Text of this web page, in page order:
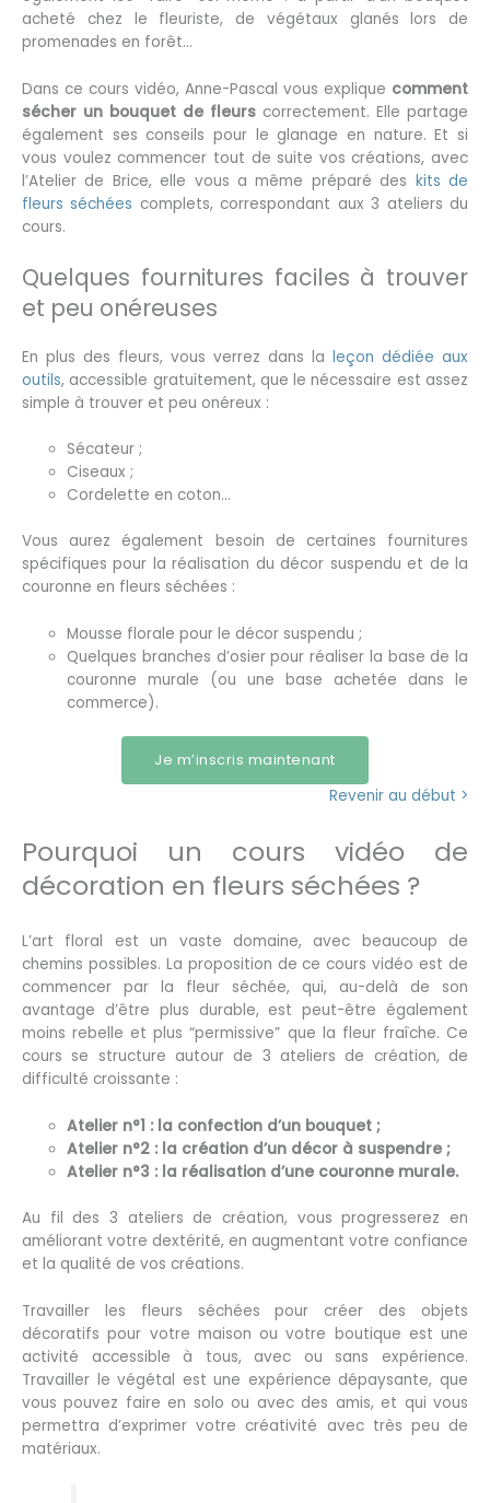
acheté chez le fleuriste, de végétaux glanés lors de
promenades en forêt…
Dans ce cours vidéo, Anne-Pascal vous explique comment
sécher un bouquet de fleurs correctement. Elle partage
également ses conseils pour le glanage en nature. Et si
vous voulez commencer tout de suite vos créations, avec
l’Atelier de Brice, elle vous a même préparé des kits de
fleurs séchées complets, correspondant aux 3 ateliers du
cours.
Quelques fournitures faciles à trouver
et peu onéreuses
En plus des fleurs, vous verrez dans la leçon dédiée aux
outils, accessible gratuitement, que le nécessaire est assez
simple à trouver et peu onéreux :
Sécateur ;
Ciseaux ;
Cordelette en coton…
Vous aurez également besoin de certaines fournitures
spécifiques pour la réalisation du décor suspendu et de la
couronne en fleurs séchées :
Mousse florale pour le décor suspendu ;
Quelques branches d’osier pour réaliser la base de la
couronne murale (ou une base achetée dans le
commerce).
Je m’inscris maintenant
Revenir au début >
Pourquoi un cours vidéo de
décoration en fleurs séchées ?
L’art floral est un vaste domaine, avec beaucoup de
chemins possibles. La proposition de ce cours vidéo est de
commencer par la fleur séchée, qui, au-delà de son
avantage d’être plus durable, est peut-être également
moins rebelle et plus “permissive” que la fleur fraîche. Ce
cours se structure autour de 3 ateliers de création, de
difficulté croissante :
Atelier n°1 : la confection d’un bouquet ;
Atelier n°2 : la création d’un décor à suspendre ;
Atelier n°3 : la réalisation d’une couronne murale.
Au fil des 3 ateliers de création, vous progresserez en
améliorant votre dextérité, en augmentant votre confiance
et la qualité de vos créations.
Travailler les fleurs séchées pour créer des objets
décoratifs pour votre maison ou votre boutique est une
activité accessible à tous, avec ou sans expérience.
Travailler le végétal est une expérience dépaysante, que
vous pouvez faire en solo ou avec des amis, et qui vous
permettra d’exprimer votre créativité avec très peu de
matériaux.